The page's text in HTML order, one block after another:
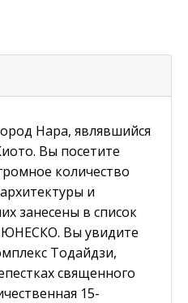
Нара, являвшийся
Вы посетите
количество
и
занесены в список
ЮНЕСКО. Вы увидите
Тодайдзи,
священного
15-